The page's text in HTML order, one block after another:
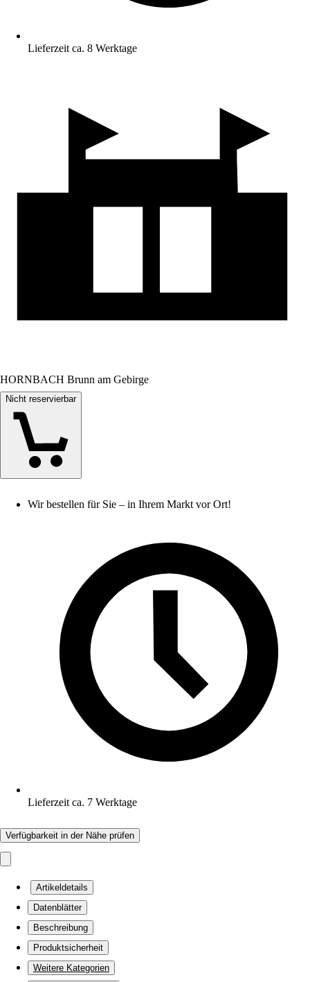
Lieferzeit ca. 8 Werktage
HORNBACH Brunn am Gebirge
Nicht reservierbar
Wir bestellen für Sie – in Ihrem Markt vor Ort!
Lieferzeit ca. 7 Werktage
Verfügbarkeit in der Nähe prüfen
Artikeldetails
Datenblätter
Beschreibung
Produktsicherheit
Weitere Kategorien